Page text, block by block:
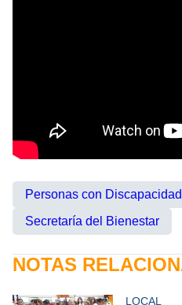
Personas con Discapacidad
Secretaría del Bienestar
NOTAS
LOCAL